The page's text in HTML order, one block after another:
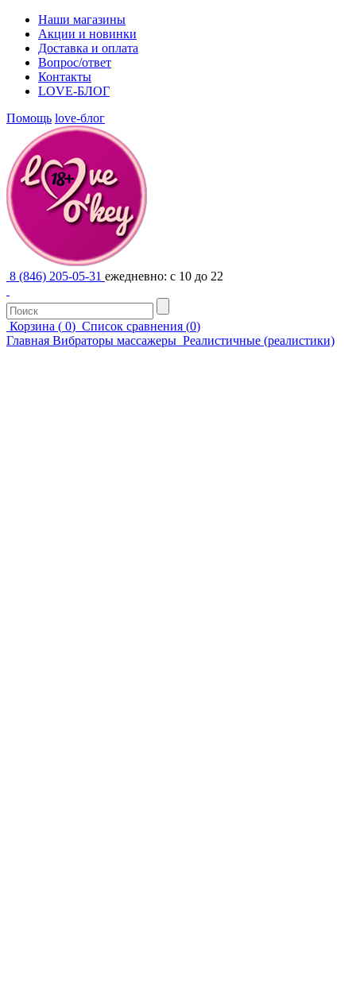
Наши магазины
Акции и новинки
Доставка и оплата
Вопрос/ответ
Контакты
LOVE-БЛОГ
Помощь love-блог
8 (846) 205-05-31 ежедневно: с 10 до 22
Корзина ( 0) Список сравнения (0)
Главная Вибраторы массажеры Реалистичные (реалистики)